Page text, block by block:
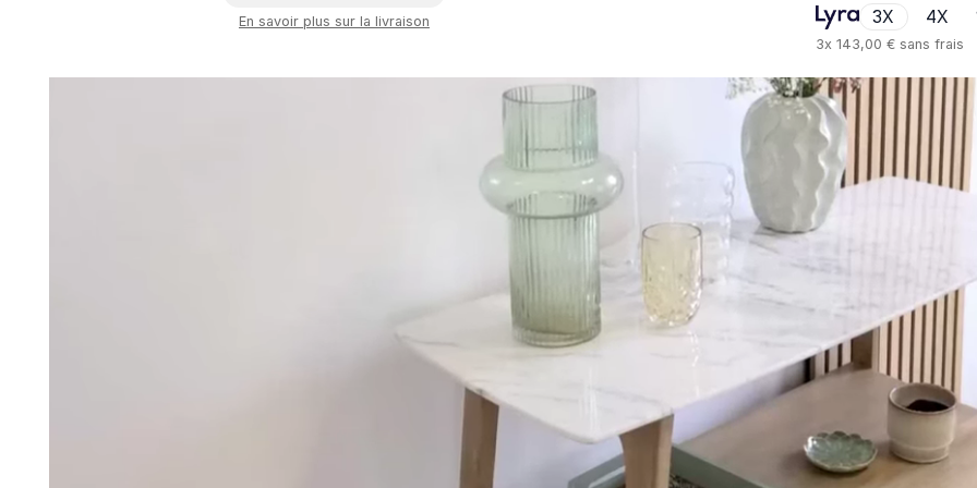
En savoir plus sur la livraison 3X 4X
3x 143,00 €sans frais